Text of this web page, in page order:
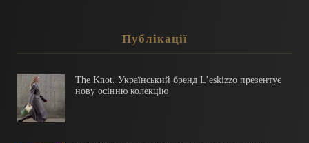
Публікації
The Knot. Український бренд L’eskizzo презентує
нову осінню колекцію